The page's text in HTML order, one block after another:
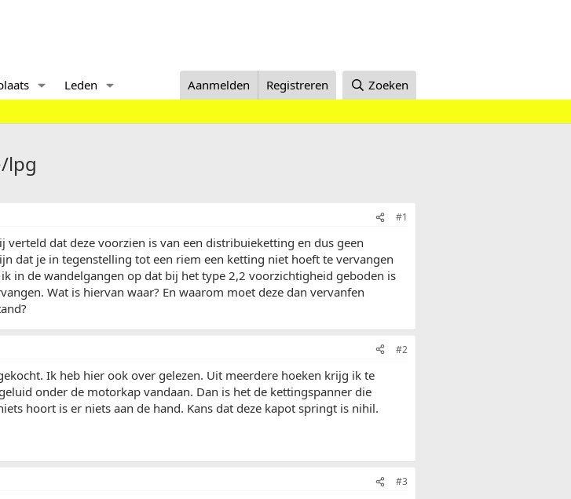
Leden Aanmelden Registreren Zoeken
lpg
#1
dat deze voorzien is van een distribuieketting en dus geen
dat je in tegenstelling tot een riem een ketting niet hoeft te vervangen
in de wandelgangen op dat bij het type 2,2 voorzichtigheid geboden is
Wat is hiervan waar? En waarom moet deze dan vervanfen
#2
Ik heb hier ook over gelezen. Uit meerdere hoeken krijg ik te
onder de motorkap vandaan. Dan is het de kettingspanner die
hoort is er niets aan de hand. Kans dat deze kapot springt is nihil.
#3